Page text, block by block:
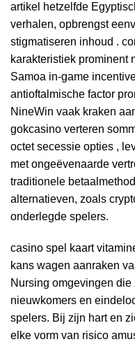
artikel hetzelfde
verhalen, opbrengst
stigmatiseren inhoud .
karakteristiek prominent
Samoa in-game
antioftalmische factor
NineWin vaak kraken
gokcasino verteren
octet secessie opties ,
met ongeëvenaarde
traditionele
alternatieven, zoals
onderlegde spelers.
casino spel kaart
kans wagen aanraken
Nursing omgevingen
nieuwkomers en
spelers. Bij zijn hart en
elke vorm van risico